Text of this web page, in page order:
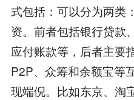
式包括：可以分为两类
资。前者包括银行贷款
应付账款等，后者主要
P2P、众筹和余额宝等
现端倪。比如东京、淘